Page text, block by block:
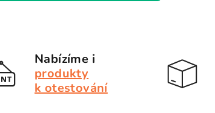
Nabízíme i
produkty
k otestování